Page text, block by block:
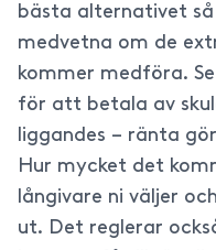
bästa alternativet
medvetna om de
kommer medföra.
för att betala av
liggandes – ränta
Hur mycket det
långivare ni väljer
ut. Det reglerar